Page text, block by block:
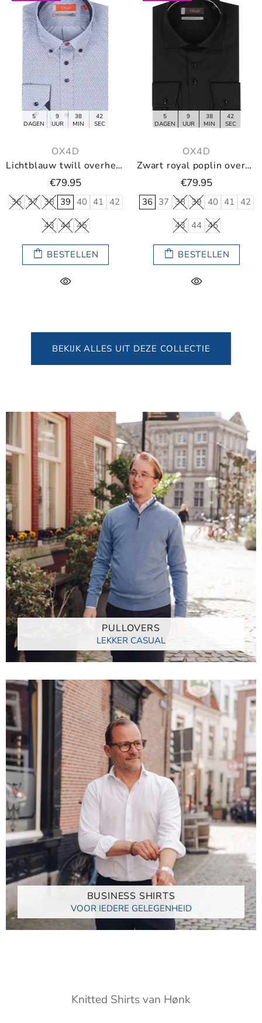
5
DAGEN
9
UUR
38
MIN
40
SEC
OX4D
Lichtblauw twill overhemd met print
€79.95
36 37 38 39 40 41 42
43 44 45
BESTELLEN
5
DAGEN
9
UUR
38
MIN
40
SEC
OX4D
Zwart royal poplin overhemd
€79.95
36 37 38 39 40 41 42
43 44 45
BESTELLEN
BEKIJK ALLES UIT DEZE COLLECTIE
PULLOVERS
LEKKER CASUAL
BUSINESS SHIRTS
VOOR IEDERE GELEGENHEID
Knitted Shirts van Hønk